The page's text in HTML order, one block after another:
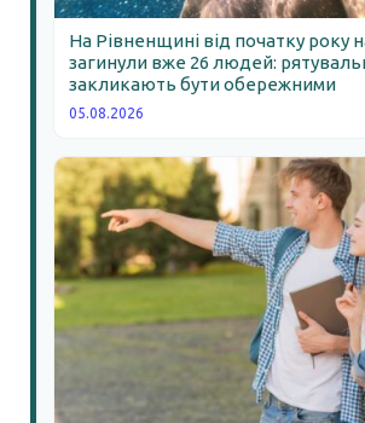
На Рівненщині від початку року
загинули вже 26 людей:
закликають бути обережними
05.08.2026